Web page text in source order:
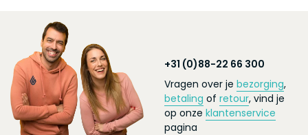
+31 (0)88-22 66 300
Vragen over je bezorging,
betaling of retour, vind je
op onze klantenservice
pagina